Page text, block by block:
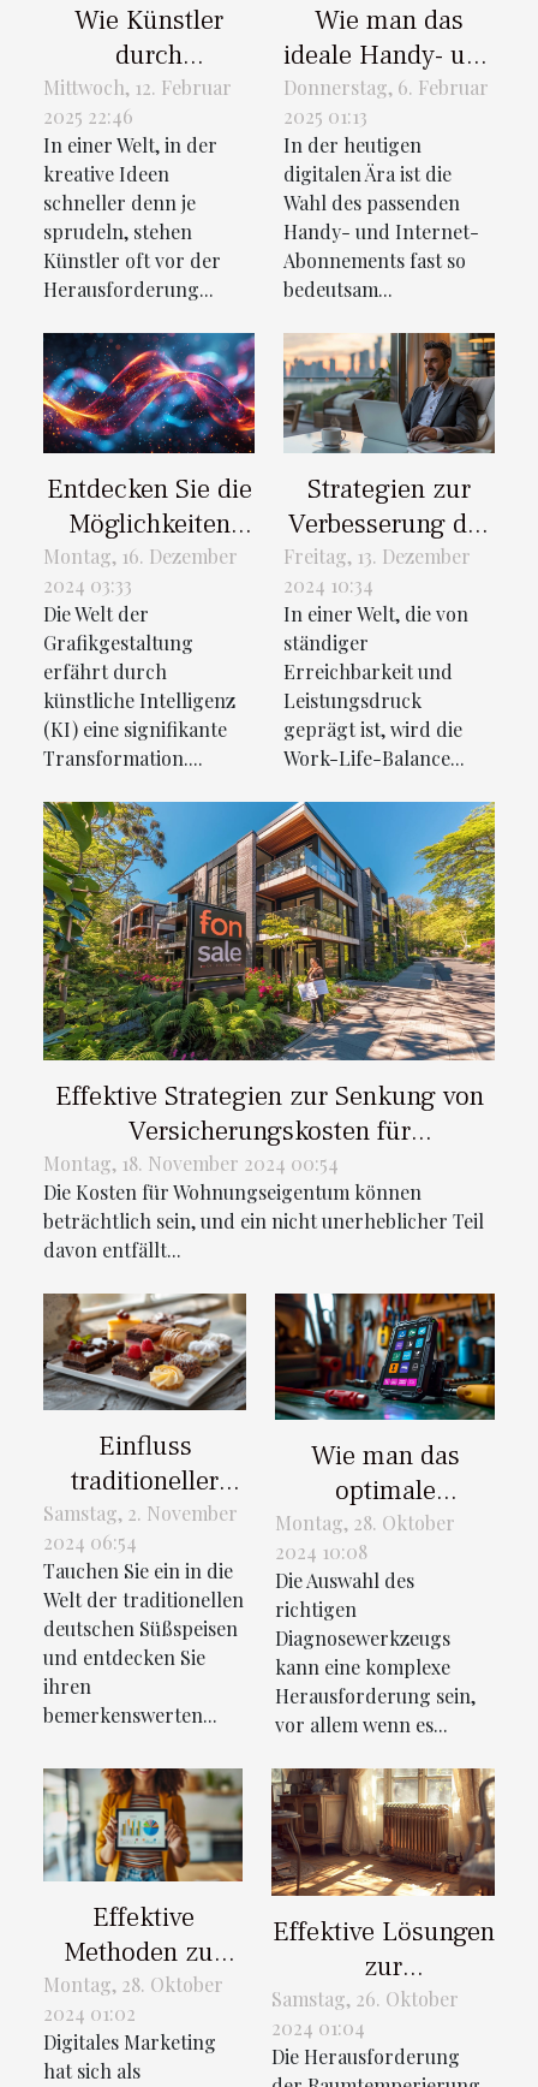
Wie Künstler
durch
Crowdfunding
ihre Projekte
finanzieren
können
Mittwoch, 12. Februar
2025 22:46
In einer Welt, in der
kreative Ideen
schneller denn je
sprudeln, stehen
Künstler oft vor der
Herausforderung...
Wie man das
ideale Handy- und
Internet-Abo in
der Schweiz findet
Donnerstag, 6. Februar
2025 01:13
In der heutigen
digitalen Ära ist die
Wahl des passenden
Handy- und Internet-
Abonnements fast so
bedeutsam...
Entdecken Sie die
Möglichkeiten
künstlicher
Intelligenz in der
Bild- und
Logoerstellung
Montag, 16. Dezember
2024 03:33
Die Welt der
Grafikgestaltung
erfährt durch
künstliche Intelligenz
(KI) eine signifikante
Transformation....
Strategien zur
Verbesserung der
Work-Life-
Balance für
moderne Männer
Freitag, 13. Dezember
2024 10:34
In einer Welt, die von
ständiger
Erreichbarkeit und
Leistungsdruck
geprägt ist, wird die
Work-Life-Balance...
Effektive Strategien zur Senkung von
Versicherungskosten für
Wohnungseigentümer
Montag, 18. November 2024 00:54
Die Kosten für Wohnungseigentum können
beträchtlich sein, und ein nicht unerheblicher Teil
davon entfällt...
Einfluss
traditioneller
deutscher
Desserts auf die
internationale
Patisserie
Samstag, 2. November
2024 06:54
Tauchen Sie ein in die
Welt der traditionellen
deutschen Süßspeisen
und entdecken Sie
ihren
bemerkenswerten...
Wie man das
optimale
Diagnosewerkzeug
für verschiedene
Fahrzeugtypen
wählt
Montag, 28. Oktober
2024 10:08
Die Auswahl des
richtigen
Diagnosewerkzeugs
kann eine komplexe
Herausforderung sein,
vor allem wenn es...
Effektive
Methoden zur
Steigerung der
Kundenloyalität
durch digitales
Montag, 28. Oktober
2024 01:02
Digitales Marketing
hat sich als
Effektive Lösungen
zur
Raumtemperierung
in Altbauten
Samstag, 26. Oktober
2024 01:04
Die Herausforderung